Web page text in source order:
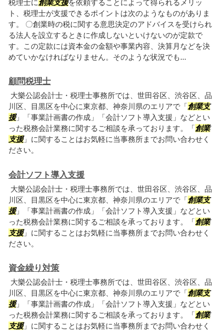
税理士に創業支援を依頼することによって得られるメリッ
ト、税理士が支援できるポイントは次のようなものがありま
す。 〇創業時の税に関する意思決定のアドバイスを受けられ
る法人を設立するときに作成しないといけないのが定款で
す。この定款には資本金の金額や事業内容、決算月などを決
めていかなければなりません。そのような状況でも...
顧問税理士
大樂公認会計士・税理士事務所では、世田谷区、渋谷区、品
川区、目黒区を中心に東京都、神奈川県のエリアで「創業支
援」「事業計画書の作成」「会計ソフト導入支援」などとい
った税務会計業務に関するご相談を承っております。「創業
支援」に関することはお気軽に当事務所までお問い合わせく
ださい。
会計ソフト導入支援
大樂公認会計士・税理士事務所では、世田谷区、渋谷区、品
川区、目黒区を中心に東京都、神奈川県のエリアで「創業支
援」「事業計画書の作成」「会計ソフト導入支援」などとい
った税務会計業務に関するご相談を承っております。「創業
支援」に関することはお気軽に当事務所までお問い合わせく
ださい。
資金繰り対策
大樂公認会計士・税理士事務所では、世田谷区、渋谷区、品
川区、目黒区を中心に東京都、神奈川県のエリアで「創業支
援」「事業計画書の作成」「会計ソフト導入支援」などとい
った税務会計業務に関するご相談を承っております。「創業
支援」に関することはお気軽に当事務所までお問い合わせく